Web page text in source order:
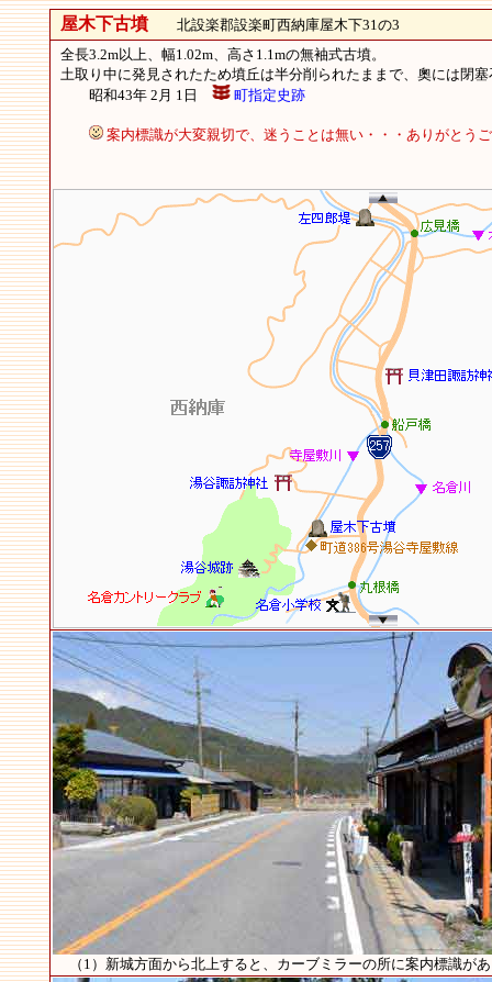
屋木下古墳北設楽郡設楽町西納庫屋木下31の3
全長3.2m以上、幅1.02m、高さ1.1mの無袖式古墳。
土取り中に発見されたため墳丘は半分削られたままで、奧には閉
昭和43年 2月 1日
町指定史跡
案内標識が大変親切で、迷うことは無い・・・ありがとう
（1）新城方面から北上すると、カーブミラーの所に案内標識が